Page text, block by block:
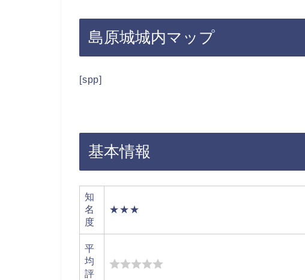
島原城城内マップ
[spp]
基本情報
知
名
度
★★★
平
均
評